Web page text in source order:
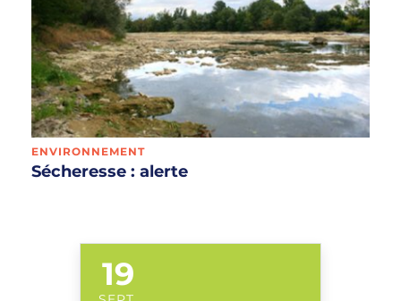
Sécheresse : alerte
ENVIRONNEMENT
LE
19